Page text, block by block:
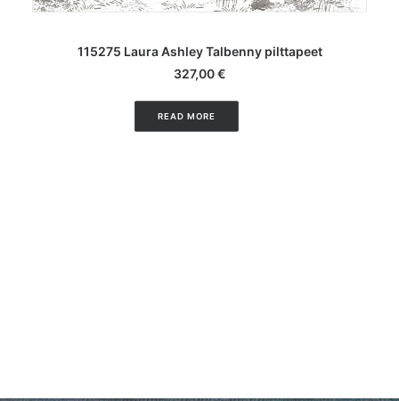
115275 Laura Ashley Talbenny pilttapeet
327,00€
READ MORE